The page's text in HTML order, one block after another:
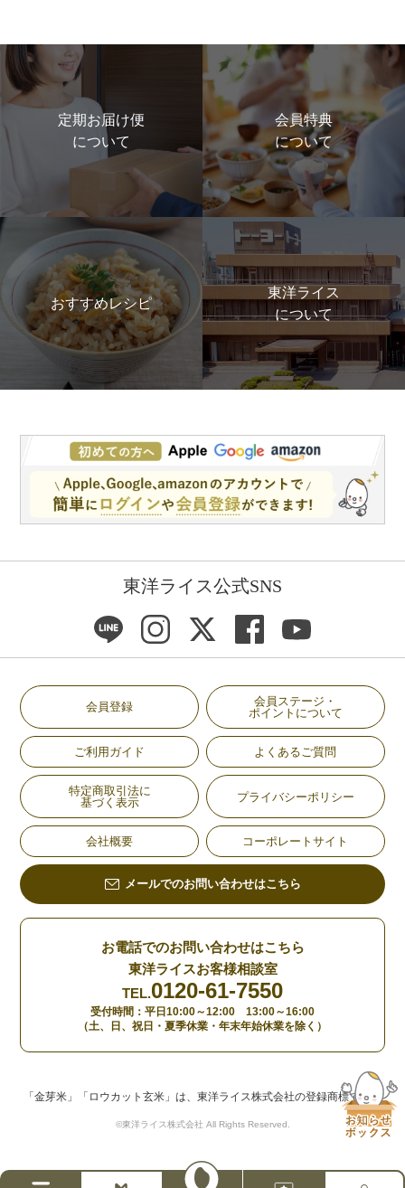
定期お届け便
について
会員特典
について
おすすめレシピ
東洋ライス
について
東洋ライス公式SNS
会員登録
会員ステージ・
ポイントについて
ご利用ガイド よくあるご質問
特定商取引法に
基づく表示
プライバシーポリシー
会社概要 コーポレートサイト
メールでのお問い合わせはこちら
お電話でのお問い合わせはこちら
東洋ライスお客様相談室
TEL.0120-61-7550
受付時間：平日10:00～12:00 13:00～16:00
（土、日、祝日・夏季休業・年末年始休業を除く）
「金芽米」「ロウカット玄米」は、東洋ライス株式会社の登録商標です。
©東洋ライス株式会社 All Rights Reserved.